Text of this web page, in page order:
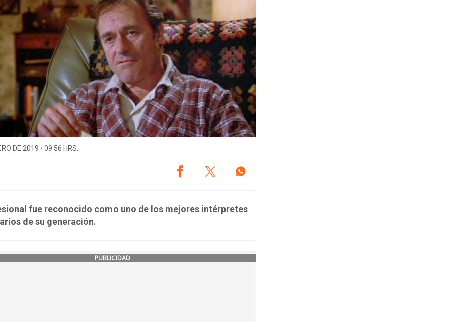
DE 2019 - 09:56 HRS.
fue reconocido como uno de los mejores intérpretes
de su generación.
PUBLICIDAD